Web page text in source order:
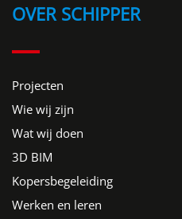
OVER SCHIPPER
Projecten
Wie wij zijn
Wat wij doen
3D BIM
Kopersbegeleiding
Werken en leren